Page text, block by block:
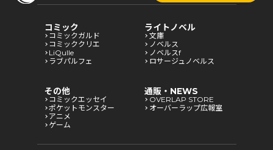
コミック
コミックガルド
コミッククリエ
LiQulle
ラブパルフェ
ライトノベル
文庫
ノベルス
ノベルスf
ロサージュノベルス
その他
コミックエッセイ
ポケットモンスター
アニメ
ゲーム
通販・NEWS
OVERLAP STORE
オーバーラップ広報室